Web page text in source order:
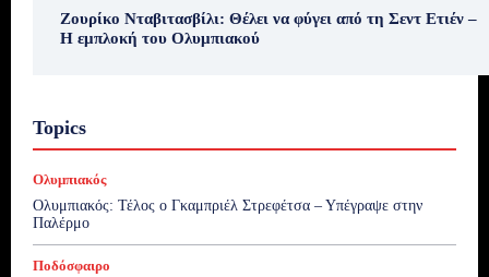
Ζουρίκο Νταβιτασβίλι: Θέλει να φύγει από τη Σεντ Ετιέν –
Η εμπλοκή του Ολυμπιακού
Topics
Ολυμπιακός
Ολυμπιακός: Τέλος ο Γκαμπριέλ Στρεφέτσα – Υπέγραψε στην
Παλέρμο
Ποδόσφαιρο